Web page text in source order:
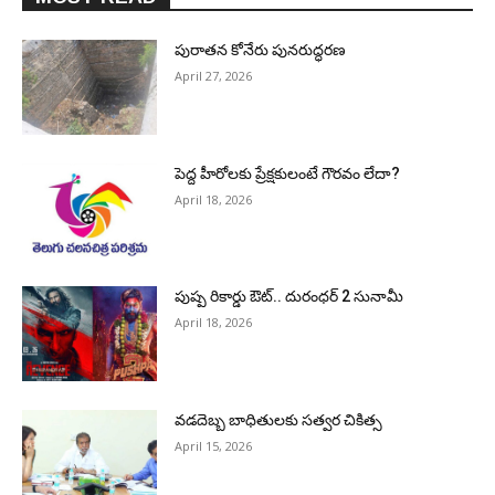
పురాత‌న కోనేరు పున‌రుద్ధ‌ర‌ణ
April 27, 2026
పెద్ద హీరోల‌కు ప్రేక్ష‌కులంటే గౌర‌వం లేదా?
April 18, 2026
పుష్ప రికార్డు ఔట్‌.. దురంధ‌ర్ 2 సునామీ
April 18, 2026
వడదెబ్బ బాధితులకు సత్వర చికిత్స
April 15, 2026